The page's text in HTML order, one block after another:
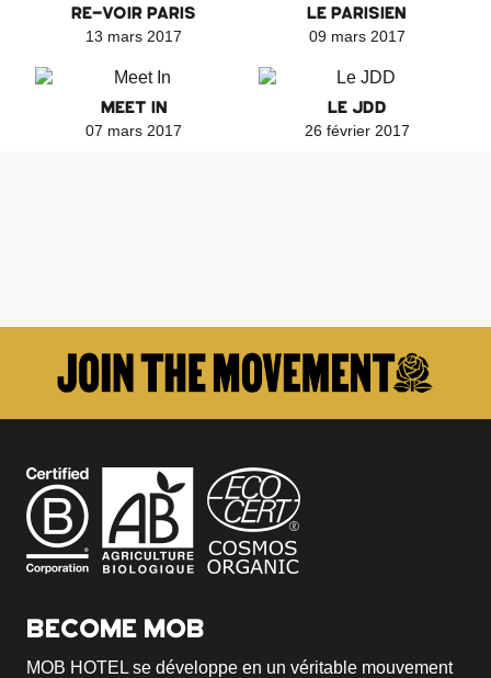
RE-VOIR PARIS
13 mars 2017
LE PARISIEN
09 mars 2017
MEET IN
07 mars 2017
LE JDD
26 février 2017
BECOME MOB
MOB HOTEL se développe en un véritable mouvement